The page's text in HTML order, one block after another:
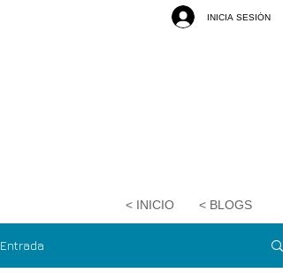
INICIA SESIÓN
< INICIO < BLOGS
Entrada